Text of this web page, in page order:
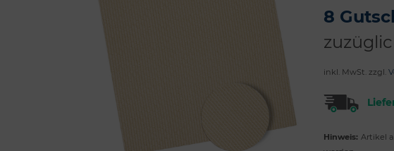
8
inkl. MwSt. zzgl.
Hinweis: Artikel